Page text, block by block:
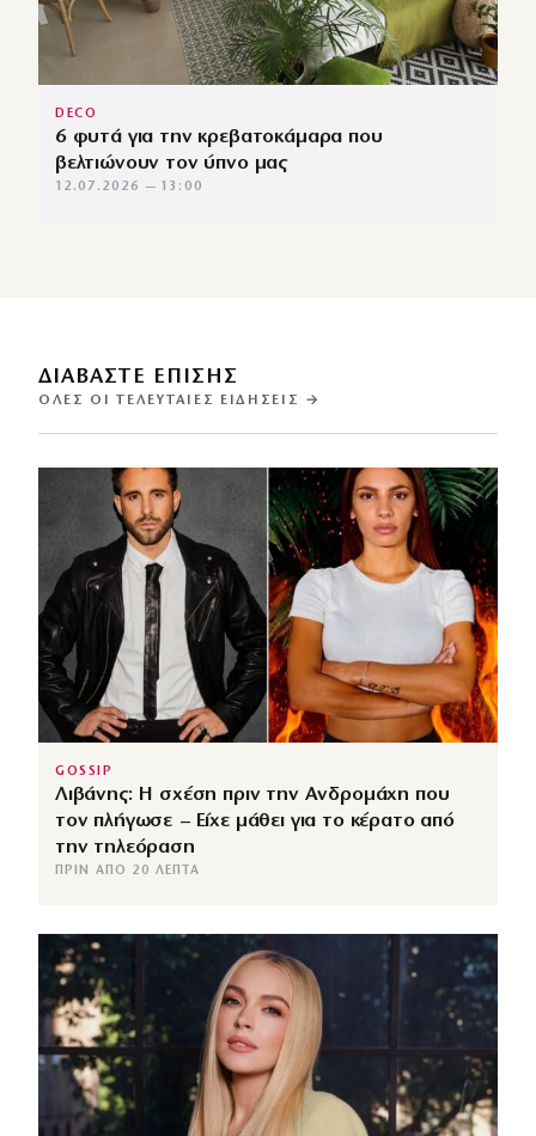
DECO
6 φυτά για την κρεβατοκάμαρα που
βελτιώνουν τον ύπνο μας
12.07.2026 — 13:00
ΔΙΑΒΑΣΤΕ ΕΠΙΣΗΣ
ΌΛΕΣ ΟΙ ΤΕΛΕΥΤΑΊΕΣ ΕΙΔΉΣΕΙΣ →
GOSSIP
Λιβάνης: Η σχέση πριν την Ανδρομάχη που
τον πλήγωσε – Είχε μάθει για το κέρατο από
την τηλεόραση
ΠΡΙΝ ΑΠΌ 20 ΛΕΠΤΆ